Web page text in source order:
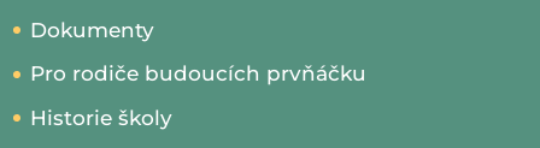
Dokumenty
Pro rodiče budoucích prvňáčku
Historie školy